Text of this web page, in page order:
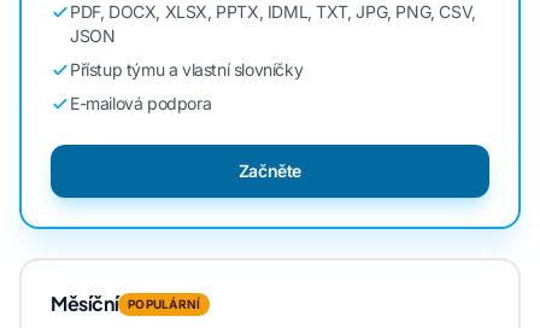
PDF, DOCX, XLSX, PPTX, IDML, TXT, JPG, PNG, CSV,
JSON
Přístup týmu a vlastní slovníčky
E-mailová podpora
Začněte
Měsíční POPULÁRNÍ